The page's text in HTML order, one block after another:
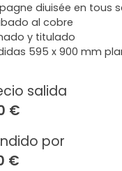
salida
€
por
€
diuisée en tous
al cobre
y titulado
595 x 900 mm